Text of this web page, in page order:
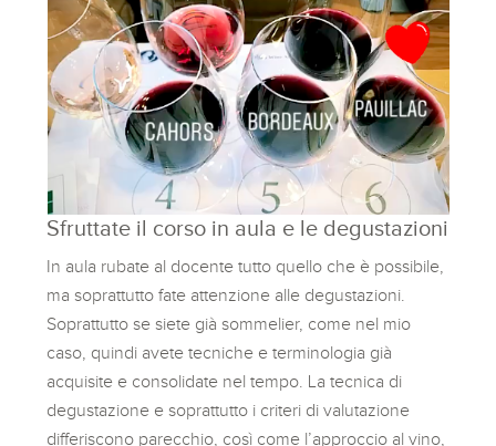
Sfruttate il corso in aula e le degustazioni
In aula rubate al docente tutto quello che è possibile,
ma soprattutto fate attenzione alle degustazioni.
Soprattutto se siete già sommelier, come nel mio
caso, quindi avete tecniche e terminologia già
acquisite e consolidate nel tempo. La tecnica di
degustazione e soprattutto i criteri di valutazione
differiscono parecchio, così come l’approccio al vino,